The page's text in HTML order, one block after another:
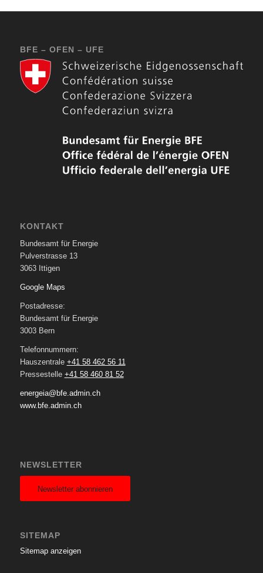
BFE – OFEN – UFE
KONTAKT
Bundesamt für Energie
Pulverstrasse 13
3063 Ittigen
Google Maps
Postadresse:
Bundesamt für Energie
3003 Bern
Telefonnummern:
Hauszentrale +41 58 462 56 11
Pressestelle +41 58 460 81 52
energeia@bfe.admin.ch
www.bfe.admin.ch
NEWSLETTER
Newsletter abonnieren
SITEMAP
Sitemap anzeigen